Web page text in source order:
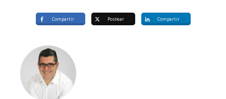
Compartir Postear Compartir